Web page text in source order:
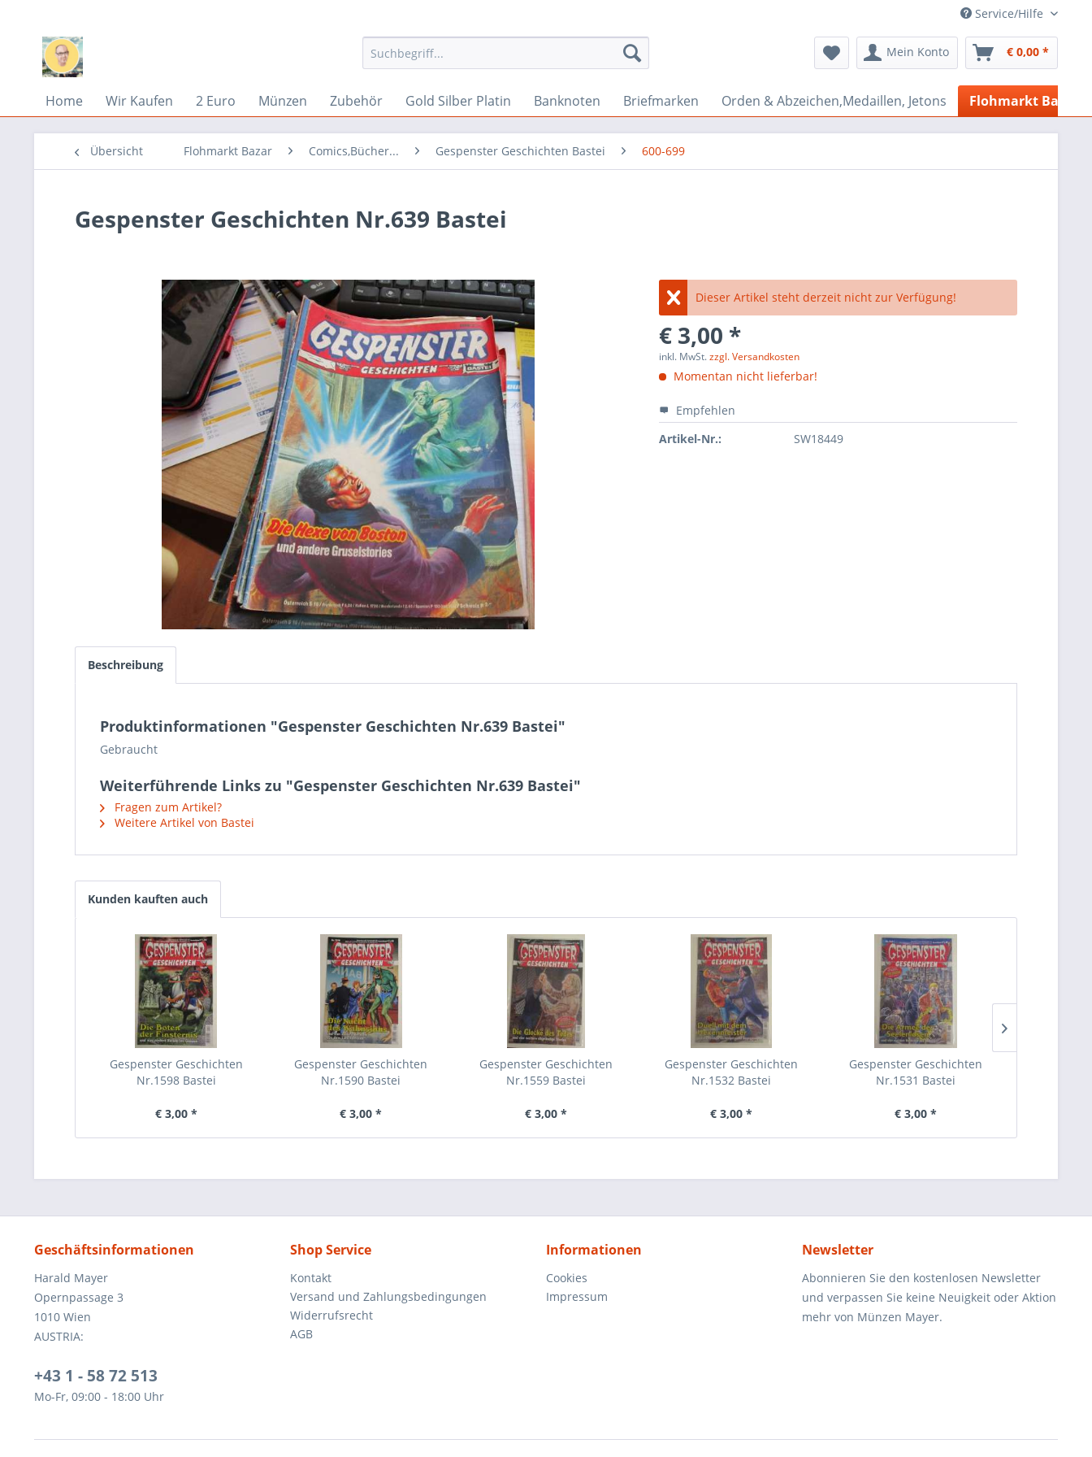
Service/Hilfe
Mein Konto € 0,00 *
Home Wir Kaufen 2 Euro Münzen Zubehör Gold Silber Platin Banknoten Briefmarken Orden & Abzeichen,Medaillen, Jetons Flohmarkt Bazar
Übersicht Flohmarkt Bazar Comics,Bücher... Gespenster Geschichten Bastei 600-699
Gespenster Geschichten Nr.639 Bastei
Dieser Artikel steht derzeit nicht zur Verfügung!
€ 3,00 *
inkl. MwSt.zzgl. Versandkosten
Momentan nicht lieferbar!
Empfehlen
Artikel-Nr.:
SW18449
Beschreibung
Produktinformationen "Gespenster Geschichten Nr.639 Bastei"
Gebraucht
Weiterführende Links zu "Gespenster Geschichten Nr.639 Bastei"
Fragen zum Artikel?
Weitere Artikel von Bastei
Kunden kauften auch
Gespenster Geschichten
Nr.1598 Bastei
€ 3,00 *
Gespenster Geschichten
Nr.1590 Bastei
€ 3,00 *
Gespenster Geschichten
Nr.1559 Bastei
€ 3,00 *
Gespenster Geschichten
Nr.1532 Bastei
€ 3,00 *
Gespenster Geschichten
Nr.1531 Bastei
€ 3,00 *
Geschäftsinformationen
Harald Mayer
Opernpassage 3
1010 Wien
AUSTRIA:
+43 1 - 58 72 513
Mo-Fr, 09:00 - 18:00 Uhr
Shop Service
Kontakt
Versand und Zahlungsbedingungen
Widerrufsrecht
AGB
Informationen
Cookies
Impressum
Newsletter
Abonnieren Sie den kostenlosen Newsletter
und verpassen Sie keine Neuigkeit oder Aktion
mehr von Münzen Mayer.